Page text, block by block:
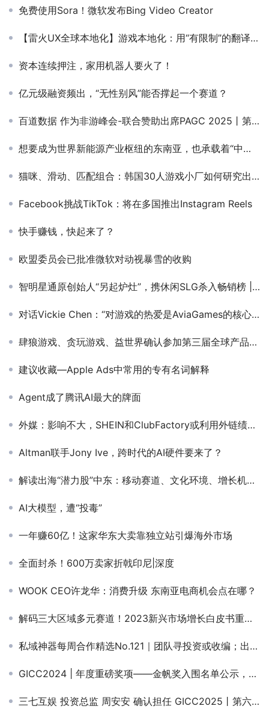
免费使用Sora！微软发布Bing Video Creator
【雷火UX全球本地化】游戏本地化：用“有限制”的翻译释放游戏的无限想象力
资本连续押注，家用机器人要火了！
亿元级融资频出，“无性别风”能否撑起一个赛道？
百道数据 作为非游峰会-联合赞助出席PAGC 2025丨第五届全球产品与增长展会
想要成为世界新能源产业枢纽的东南亚，也承载着“中国选手”的期待
猫咪、滑动、匹配组合：韩国30人游戏小厂如何研究出爆款配方？
Facebook挑战TikTok：将在多国推出Instagram Reels
快手赚钱，快起来了？
欧盟委员会已批准微软对动视暴雪的收购
智明星通原创始人“另起炉灶”，携休闲SLG杀入畅销榜 | 日韩出海秀
对话Vickie Chen：“对游戏的热爱是AviaGames的核心所在”
肆狼游戏、贪玩游戏、益世界确认参加第三届全球产品与增长大会-游戏研发发行对接会
建议收藏—Apple Ads中常用的专有名词解释
Agent成了腾讯AI最大的牌面
外媒：影响不大，SHEIN和ClubFactory或利用外链绩效接单
Altman联手Jony Ive，跨时代的AI硬件要来了？
解读出海“潜力股”中东：移动赛道、文化环境、增长机会盘点
AI大模型，遭“投毒”
一年赚60亿！这家华东大卖靠独立站引爆海外市场
全面封杀！600万卖家折戟印尼|深度
WOOK CEO许龙华：消费升级 东南亚电商机会点在哪？
解码三大区域多元赛道！2023新兴市场增长白皮书重磅发布
私域神器每周合作精选No.121｜团队寻投资或收编；出海短剧平台寻融资；新产品《人生赢家》寻发行合作
GICC2024 | 年度重磅奖项——金帆奖入围名单公示，线上大众投票通道正式开启
三七互娱 投资总监 周安安 确认担任 GICC2025丨第六届全球互联网产业CEO大会游戏峰会圆桌嘉宾！